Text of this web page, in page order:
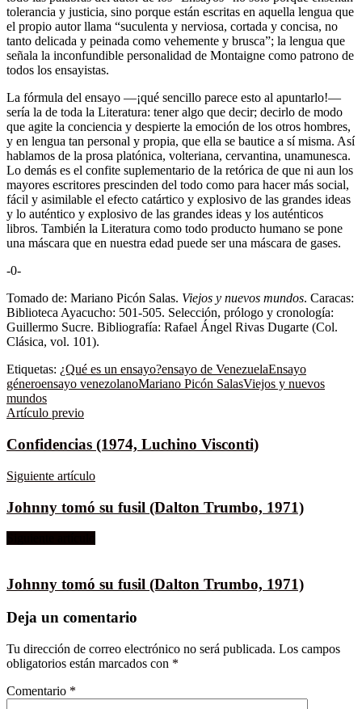
tolerancia y justicia, sino porque están escritas en aquella lengua que
el propio autor llama “suculenta y nerviosa, cortada y concisa, no
tanto delicada y peinada como vehemente y brusca”; la lengua que
señala la inconfundible personalidad de Montaigne como patrono de
todos los ensayistas.
La fórmula del ensayo —¡qué sencillo parece esto al apuntarlo!—
sería la de toda la Literatura: tener algo que decir; decirlo de modo
que agite la conciencia y despierte la emoción de los otros hombres,
y en lengua tan personal y propia, que ella se bautice a sí misma. Así
hablamos de la prosa platónica, volteriana, cervantina, unamunesca.
Lo demás es el confite suplementario de la retórica de que ni aun los
mayores escritores prescinden del todo como para hacer más social,
fácil y asimilable el efecto catártico y explosivo de las grandes ideas
y lo auténtico y explosivo de las grandes ideas y los auténticos
libros. También la Literatura como todo producto humano se pone
una máscara que en nuestra edad puede ser una máscara de gases.
-0-
Tomado de: Mariano Picón Salas. Viejos y nuevos mundos. Caracas:
Biblioteca Ayacucho: 501-505. Selección, prólogo y cronología:
Guillermo Sucre. Bibliografía: Rafael Ángel Rivas Dugarte (Col.
Clásica, vol. 101).
Etiquetas: ¿Qué es un ensayo?ensayo de VenezuelaEnsayo
géneroensayo venezolanoMariano Picón SalasViejos y nuevos
mundos
Artículo previo
Confidencias (1974, Luchino Visconti)
Siguiente artículo
Johnny tomó su fusil (Dalton Trumbo, 1971)
Johnny tomó su fusil (Dalton Trumbo, 1971)
Deja un comentario
Tu dirección de correo electrónico no será publicada. Los campos
obligatorios están marcados con *
Comentario *